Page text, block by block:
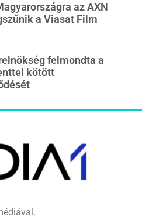
az AXN
a Viasat Film
felmondta a
kötött